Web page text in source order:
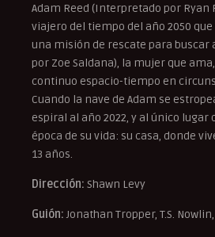
Adam Reed (Interpretado por Ryan
viajero del tiempo del año 2050
una misión de rescate para buscar
por Zoe Saldana), la mujer que
continuo espacio-tiempo en
Cuando la nave de Adam se
espiral al año 2022, y al único lugar
época de su vida: su casa, donde
13 años.
Dirección: Shawn Levy
Guión: Jonathan Tropper, T.S.